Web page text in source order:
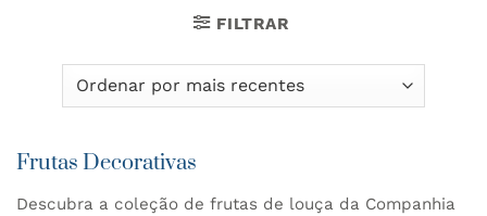
FILTRAR
Frutas Decorativas
Descubra a coleção de frutas de louça da Companhia